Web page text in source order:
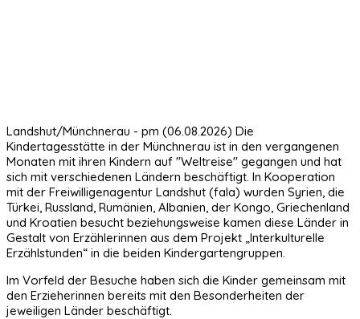
Landshut/Münchnerau - pm (06.08.2026) Die
Kindertagesstätte in der Münchnerau ist in den vergangenen
Monaten mit ihren Kindern auf "Weltreise" gegangen und hat
sich mit verschiedenen Ländern beschäftigt. In Kooperation
mit der Freiwilligenagentur Landshut (fala) wurden Syrien, die
Türkei, Russland, Rumänien, Albanien, der Kongo, Griechenland
und Kroatien besucht beziehungsweise kamen diese Länder in
Gestalt von Erzählerinnen aus dem Projekt „Interkulturelle
Erzählstunden“ in die beiden Kindergartengruppen.
Im Vorfeld der Besuche haben sich die Kinder gemeinsam mit
den Erzieherinnen bereits mit den Besonderheiten der
jeweiligen Länder beschäftigt.